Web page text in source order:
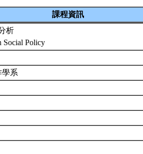
課程資訊
析
Social Policy
系